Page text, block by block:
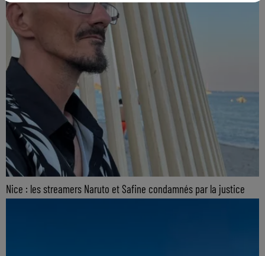
Nice : les streamers Naruto et Safine condamnés par la justice